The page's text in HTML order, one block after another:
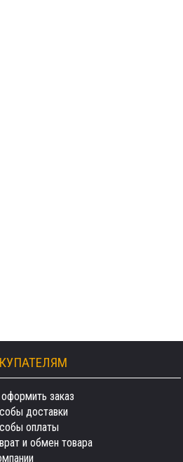
оформить заказ
доставки
оплаты
и обмен товара